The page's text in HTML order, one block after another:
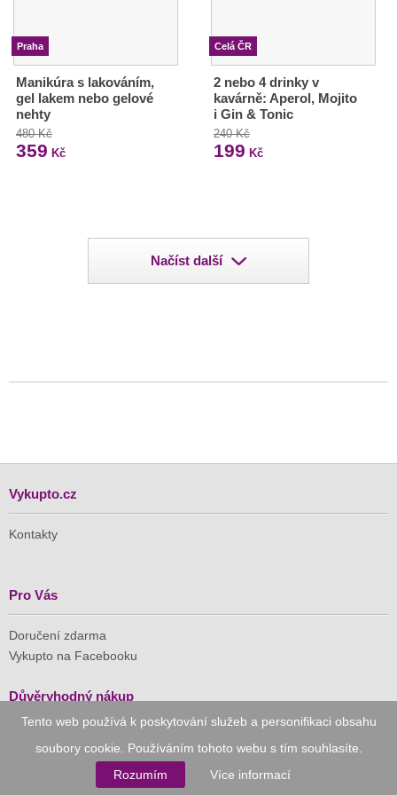
Tento web používá k poskytování služeb a personifikaci obsahu
soubory cookie. Používáním tohoto webu s tím souhlasíte.
Rozumím
Více informací
Praha
Manikúra s lakováním,
gel lakem nebo gelové
nehty
480 Kč
359 Kč
Celá ČR
2 nebo 4 drinky v
kavárně: Aperol, Mojito
i Gin & Tonic
240 Kč
199 Kč
Načíst další
Vykupto.cz
Kontakty
Pro Vás
Doručení zdarma
Vykupto na Facebooku
Důvěryhodný nákup
Naše společnost je členem Asociace pro elektronickou
komerci (APEK)